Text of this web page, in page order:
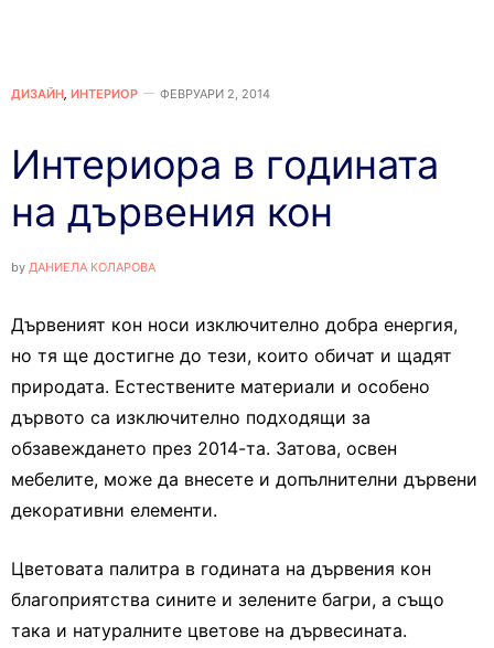
ДИЗАЙН ИНТЕРИОР ФЕВРУАРИ 2, 2014
Интериора в годината
на дървения кон
by ДАНИЕЛА КОЛАРОВА
Дървеният кон носи изключително добра енергия,
но тя ще достигне до тези, които обичат и щадят
природата. Естествените материали и особено
дървото са изключително подходящи за
обзавеждането през 2014-та. Затова, освен
мебелите, може да внесете и допълнителни дървени
декоративни елементи.
Цветовата палитра в годината на дървения кон
благоприятства сините и зелените багри, а също
така и натуралните цветове на дървесината.